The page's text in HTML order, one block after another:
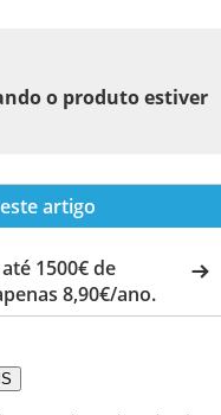
o produto estiver
artigo
1500€ de
8,90€/ano.